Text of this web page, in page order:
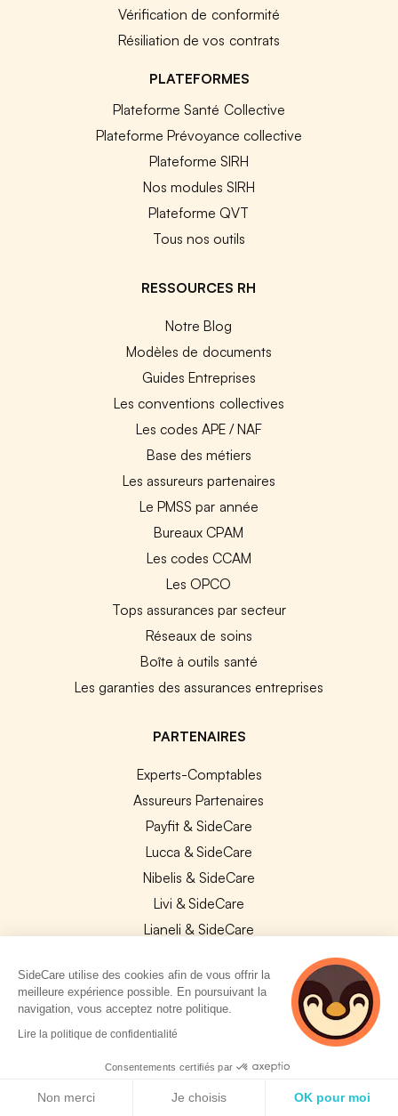
Vérification de conformité
Résiliation de vos contrats
PLATEFORMES
Plateforme Santé Collective
Plateforme Prévoyance collective
Plateforme SIRH
Nos modules SIRH
Plateforme QVT
Tous nos outils
RESSOURCES RH
Notre Blog
Modèles de documents
Guides Entreprises
Les conventions collectives
Les codes APE / NAF
Base des métiers
Les assureurs partenaires
Le PMSS par année
Bureaux CPAM
Les codes CCAM
Les OPCO
Tops assurances par secteur
Réseaux de soins
Boîte à outils santé
Les garanties des assurances entreprises
PARTENAIRES
Experts-Comptables
Assureurs Partenaires
Payfit & SideCare
Lucca & SideCare
Nibelis & SideCare
Livi & SideCare
Lianeli & SideCare
API & INTEGRATIONS
API SideCare
Les SIRH / Systèmes de paie connectés
A PROPOS
SideCare utilise des cookies afin de vous offrir la
meilleure expérience possible. En poursuivant la
navigation, vous acceptez notre politique.
Lire la politique de confidentialité
Consentements certifiés par
Non merci Je choisis OK pour moi
3 personnes
consultent
actuellement cette